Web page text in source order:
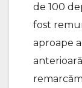
de 100
fost
aproape